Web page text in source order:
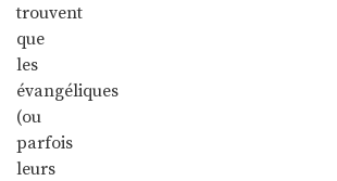
trouvent
que
les
évangéliques
(ou
parfois
leurs